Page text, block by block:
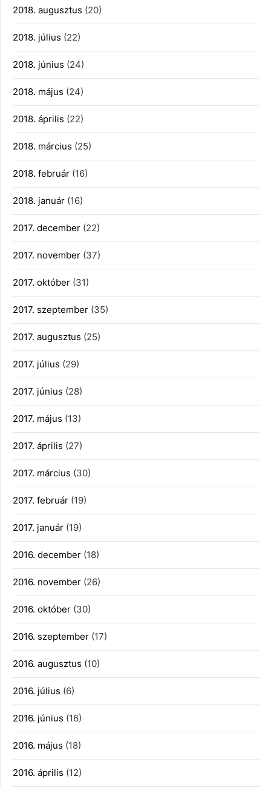
2018. augusztus (20)
2018. július (22)
2018. június (24)
2018. május (24)
2018. április (22)
2018. március (25)
2018. február (16)
2018. január (16)
2017. december (22)
2017. november (37)
2017. október (31)
2017. szeptember (35)
2017. augusztus (25)
2017. július (29)
2017. június (28)
2017. május (13)
2017. április (27)
2017. március (30)
2017. február (19)
2017. január (19)
2016. december (18)
2016. november (26)
2016. október (30)
2016. szeptember (17)
2016. augusztus (10)
2016. július (6)
2016. június (16)
2016. május (18)
2016. április (12)